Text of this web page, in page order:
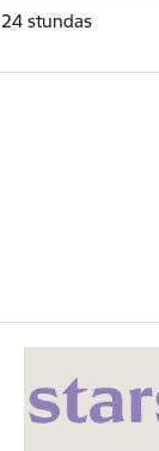
24 stundas